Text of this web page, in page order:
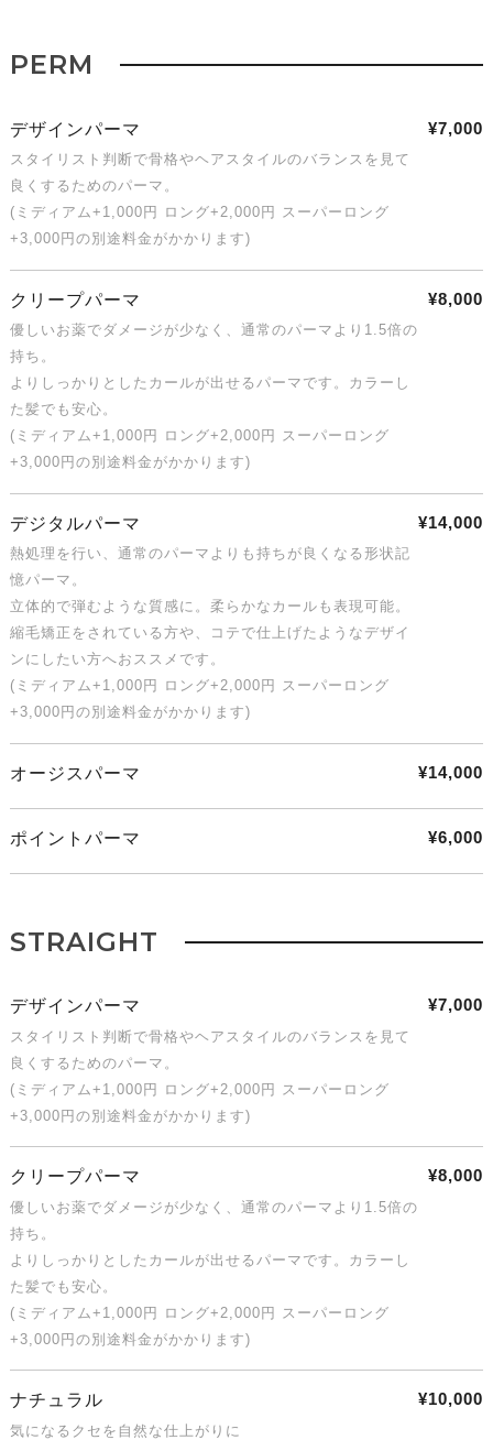
PERM
デザインパーマ
スタイリスト判断で骨格やヘアスタイルのバランスを見て
良くするためのパーマ。
(ミディアム+1,000円 ロング+2,000円 スーパーロング
+3,000円の別途料金がかかります)
¥7,000
クリープパーマ
優しいお薬でダメージが少なく、通常のパーマより1.5倍の
持ち。
よりしっかりとしたカールが出せるパーマです。カラーし
た髪でも安心。
(ミディアム+1,000円 ロング+2,000円 スーパーロング
+3,000円の別途料金がかかります)
¥8,000
デジタルパーマ
熱処理を行い、通常のパーマよりも持ちが良くなる形状記
憶パーマ。
立体的で弾むような質感に。柔らかなカールも表現可能。
縮毛矯正をされている方や、コテで仕上げたようなデザイ
ンにしたい方へおススメです。
(ミディアム+1,000円 ロング+2,000円 スーパーロング
+3,000円の別途料金がかかります)
¥14,000
オージスパーマ ¥14,000
ポイントパーマ ¥6,000
STRAIGHT
デザインパーマ
スタイリスト判断で骨格やヘアスタイルのバランスを見て
良くするためのパーマ。
(ミディアム+1,000円 ロング+2,000円 スーパーロング
+3,000円の別途料金がかかります)
¥7,000
クリープパーマ
優しいお薬でダメージが少なく、通常のパーマより1.5倍の
持ち。
よりしっかりとしたカールが出せるパーマです。カラーし
た髪でも安心。
(ミディアム+1,000円 ロング+2,000円 スーパーロング
+3,000円の別途料金がかかります)
¥8,000
ナチュラル
気になるクセを自然な仕上がりに
¥10,000